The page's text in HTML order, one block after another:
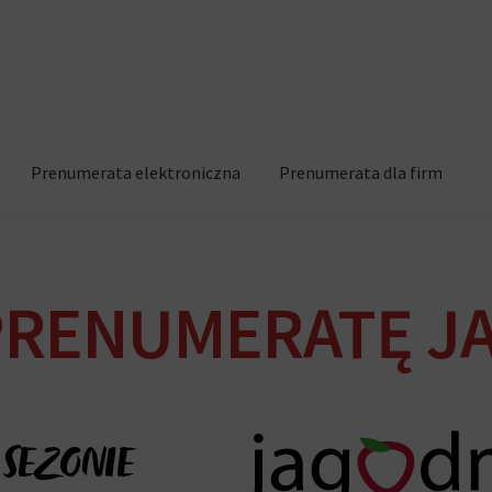
Prenumerata elektroniczna Prenumerata dla firm
Home2 KoszykMoje kontoPolityka prywatności
Zamów próbny numer Zamówienie